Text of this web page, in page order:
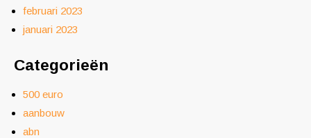
februari 2023
januari 2023
Categorieën
500 euro
aanbouw
abn